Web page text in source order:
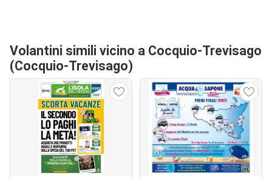
Volantini simili vicino a Cocquio-Trevisago
(Cocquio-Trevisago)